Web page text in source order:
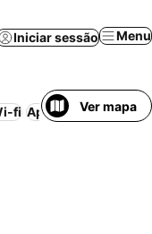
Iniciar sessão Menu
fi Aparthotel Meia-
Ver mapa